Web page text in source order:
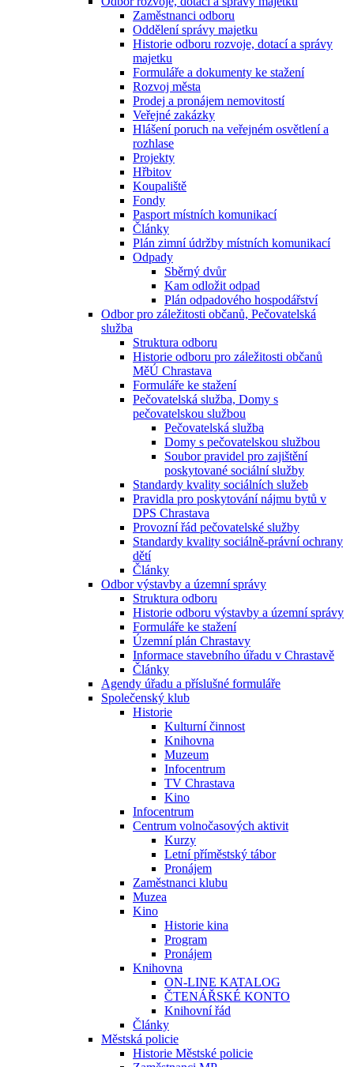
Zaměstnanci odboru
Oddělení správy majetku
Historie odboru rozvoje, dotací a správy
majetku
Formuláře a dokumenty ke stažení
Rozvoj města
Prodej a pronájem nemovitostí
Veřejné zakázky
Hlášení poruch na veřejném osvětlení a
rozhlase
Projekty
Hřbitov
Koupaliště
Fondy
Pasport místních komunikací
Články
Plán zimní údržby místních komunikací
Odpady
Sběrný dvůr
Kam odložit odpad
Plán odpadového hospodářství
Odbor pro záležitosti občanů, Pečovatelská
služba
Struktura odboru
Historie odboru pro záležitosti občanů
MěÚ Chrastava
Formuláře ke stažení
Pečovatelská služba, Domy s
pečovatelskou službou
Pečovatelská služba
Domy s pečovatelskou službou
Soubor pravidel pro zajištění
poskytované sociální služby
Standardy kvality sociálních služeb
Pravidla pro poskytování nájmu bytů v
DPS Chrastava
Provozní řád pečovatelské služby
Standardy kvality sociálně-právní ochrany
dětí
Články
Odbor výstavby a územní správy
Struktura odboru
Historie odboru výstavby a územní správy
Formuláře ke stažení
Územní plán Chrastavy
Informace stavebního úřadu v Chrastavě
Články
Agendy úřadu a příslušné formuláře
Společenský klub
Historie
Kulturní činnost
Knihovna
Muzeum
Infocentrum
TV Chrastava
Kino
Infocentrum
Centrum volnočasových aktivit
Kurzy
Letní příměstský tábor
Pronájem
Zaměstnanci klubu
Muzea
Kino
Historie kina
Program
Pronájem
Knihovna
ON-LINE KATALOG
ČTENÁŘSKÉ KONTO
Knihovní řád
Články
Městská policie
Historie Městské policie